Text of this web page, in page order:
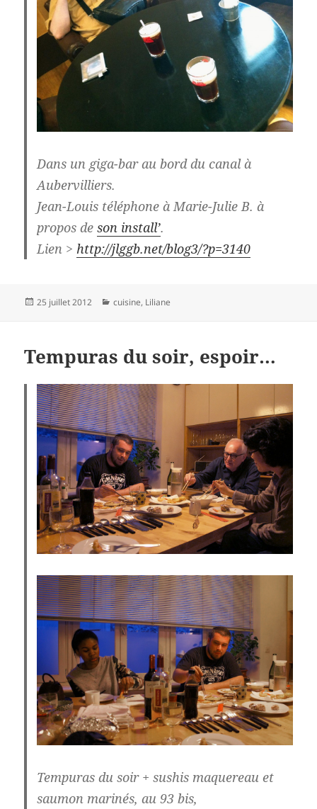
Dans un giga-bar au bord du canal à
Aubervilliers.
Jean-Louis téléphone à Marie-Julie B. à
propos deson install’.
Lien > http://jlggb.net/blog3/?p=3140
Publié
25 juillet 2012 Catégories
cuisine, Liliane
Tempuras du soir, espoir…
Tempuras du soir + sushis maquereau et
saumon marinés, au 93 bis,